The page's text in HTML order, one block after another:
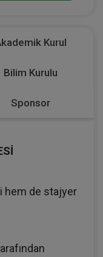
Kurul
Bilim Kurulu
Sponsor
hem de stajyer